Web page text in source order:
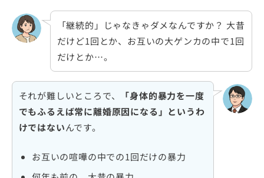
「継続的」じゃなきゃダメなんですか？ 大昔
だけど1回とか、お互いの大ゲンカの中で1回
だけとか…。
それが難しいところで、
「身体的暴力を一度
でもふるえば常に離婚原因になる」というわ
けではないんです。
お互いの喧嘩の中での1回だけの暴力